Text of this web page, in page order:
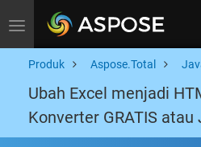
Toggle navigation
Produk Aspose.Total
Ubah Excel menjadi
Konverter GRATIS atau